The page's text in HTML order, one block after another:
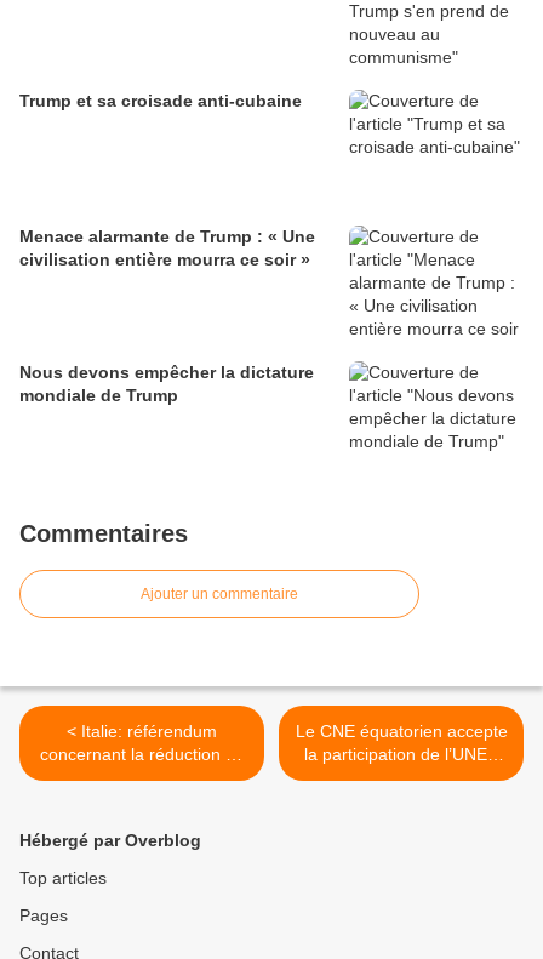
Trump et sa croisade anti-cubaine
Menace alarmante de Trump : « Une
civilisation entière mourra ce soir »
Nous devons empêcher la dictature
mondiale de Trump
Commentaires
Ajouter un commentaire
< Italie: référendum
concernant la réduction du
nombre de parlementaires
Le CNE équatorien accepte
la participation de l’UNES
aux présidentielles de
Hébergé par Overblog
Top articles
Pages
Contact